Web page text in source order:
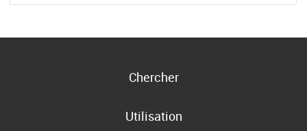
Chercher
Utilisation